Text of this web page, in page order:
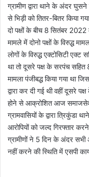
ग्रामीण द्वारा थाने के अंदर घुसने
से भिड़ी को तितर-बितर किया
दो पक्षों के बीच 8 सितंबर
मामले में दोनो पक्षों के विरुद्ध
लोगों के विरुद्ध एक्टोसिटी एक्ट
था तो दूसरे पक्ष के सरपंच सहित
मामला पंजीबद्ध किया गया था
द्वारा कर दी गई थी वहीं दूसरे
होने से आक्रोशित आज
ग्रामवासियों के द्वारा त्रिकुंडा
आरोपियों को जल्द गिरफ्तार
ग्रामीणों ने 5 दिन के अंदर सभी
नहीं करने की स्थिति में एसपी